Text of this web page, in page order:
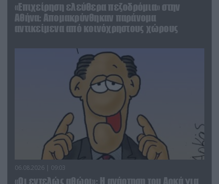
«Επιχείρηση ελεύθερα πεζοδρόμια» στην
Αθήνα: Απομακρύνθηκαν παράνομα
αντικείμενα από κοινόχρηστους χώρους
06.08.2026 | 09:03
«Οι εντελώς αθώοι»: Η ανάρτηση του Αρκά για